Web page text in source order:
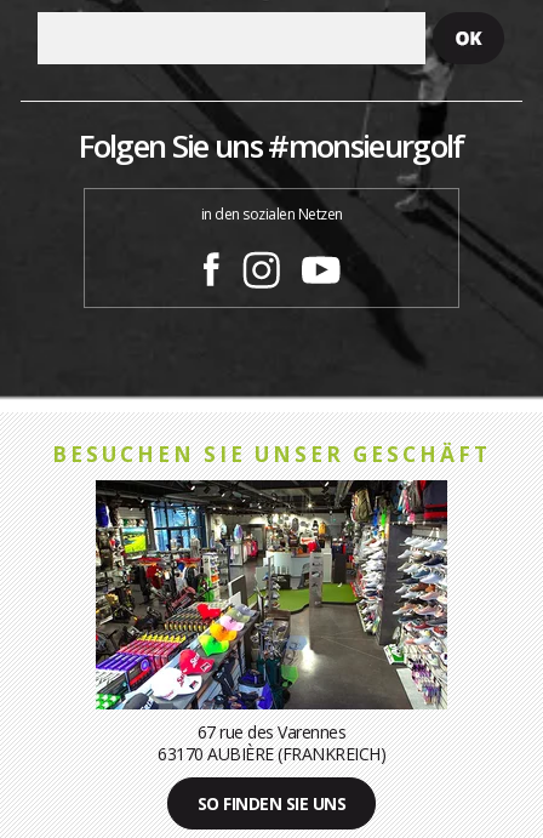
Folgen Sie uns #monsieurgolf
in den sozialen Netzen
BESUCHEN SIE UNSER GESCHÄFT
67 rue des Varennes
63170 AUBIÈRE (FRANKREICH)
SO FINDEN SIE UNS